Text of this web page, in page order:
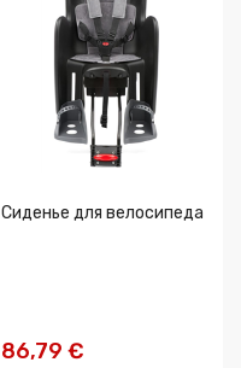
Сиденье для велосипеда
86,79 €